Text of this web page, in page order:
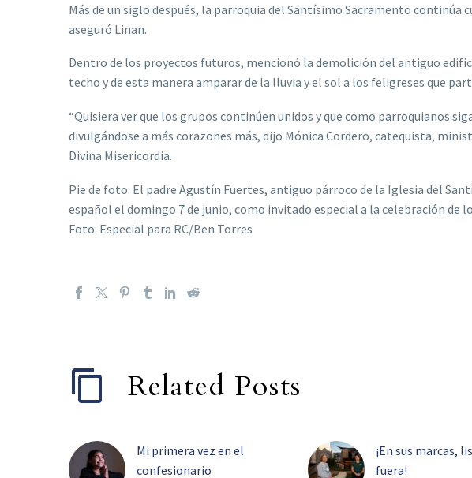
Más de un siglo después, la parroquia del Santísimo Sacramento continúa
aseguró Linan.
Dentro de los proyectos futuros, mencionó la demolición del antiguo
techo y de esta manera amparar de la lluvia y el sol a los feligreses que
“Quisiera ver que los grupos continúen unidos y que como parroquianos
divulgándose a más corazones más, dijo Mónica Cordero, catequista,
Divina Misericordia.
Pie de foto: El padre Agustín Fuertes, antiguo párroco de la Iglesia del
español el domingo 7 de junio, como invitado especial a la celebración de
Foto: Especial para RC/Ben Torres
Related Posts
Mi primera vez en el
confesionario
¡En sus marcas,
fuera!